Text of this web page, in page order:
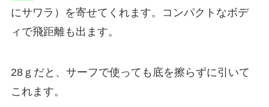
にサワラ）を寄せてくれます。コンパクトなボデ
ィで飛距離も出ます。
28ｇだと、サーフで使っても底を擦らずに引いて
これます。